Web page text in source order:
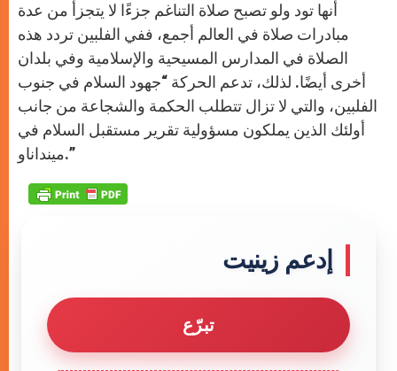
أنها تود ولو تصبح صلاة التناغم جزءًا لا يتجزأ من عدة
مبادرات صلاة في العالم أجمع، ففي الفلبين تردد هذه
الصلاة في المدارس المسيحية والإسلامية وفي بلدان
أخرى أيضًا. لذلك، تدعم الحركة “جهود السلام في جنوب
الفلبين، والتي لا تزال تتطلب الحكمة والشجاعة من جانب
أولئك الذين يملكون مسؤولية تقرير مستقبل السلام في
مينداناو.”
إدعم زينيت
تبرّع